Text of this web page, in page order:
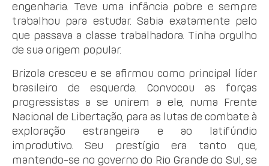
engenharia. Teve uma infância pobre e sempre
trabalhou para estudar. Sabia exatamente pelo
que passava a classe trabalhadora. Tinha orgulho
de sua origem popular.
Brizola cresceu e se afirmou como principal líder
brasileiro de esquerda. Convocou as forças
progressistas a se unirem a ele, numa Frente
Nacional de Libertação, para as lutas de combate à
exploração estrangeira e ao latifúndio
improdutivo. Seu prestígio era tanto que,
mantendo-se no governo do Rio Grande do Sul, se